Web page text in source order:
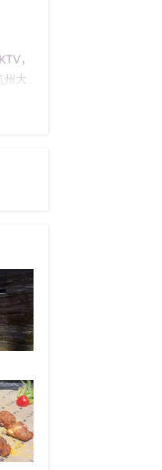
，
州大
：
是
品
悦
众
解
。
家庭